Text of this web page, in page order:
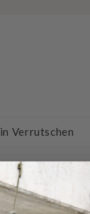
Verrutschen